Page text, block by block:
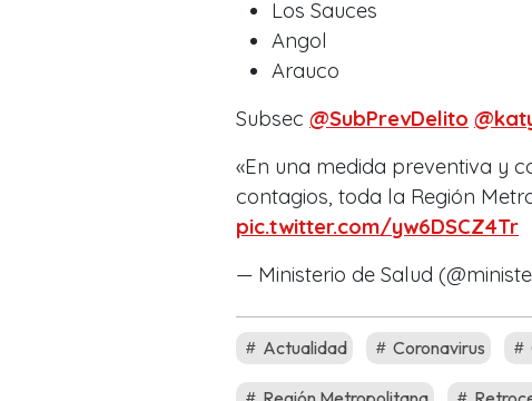
Los Sauces
Angol
Arauco
Subsec @SubPrevDelito
«En una medida preventiva y
contagios, toda la Región
pic.twitter.com/yw6DSCZ4Tr
— Ministerio de Salud
Actualidad Coronavirus